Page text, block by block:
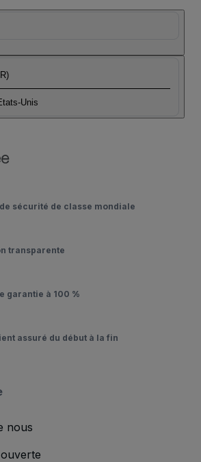
Unis
sécurité de classe mondiale
transparente
garantie à 100 %
assuré du début à la fin
nous